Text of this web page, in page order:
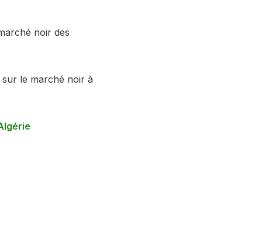
noir des
sur le marché noir à